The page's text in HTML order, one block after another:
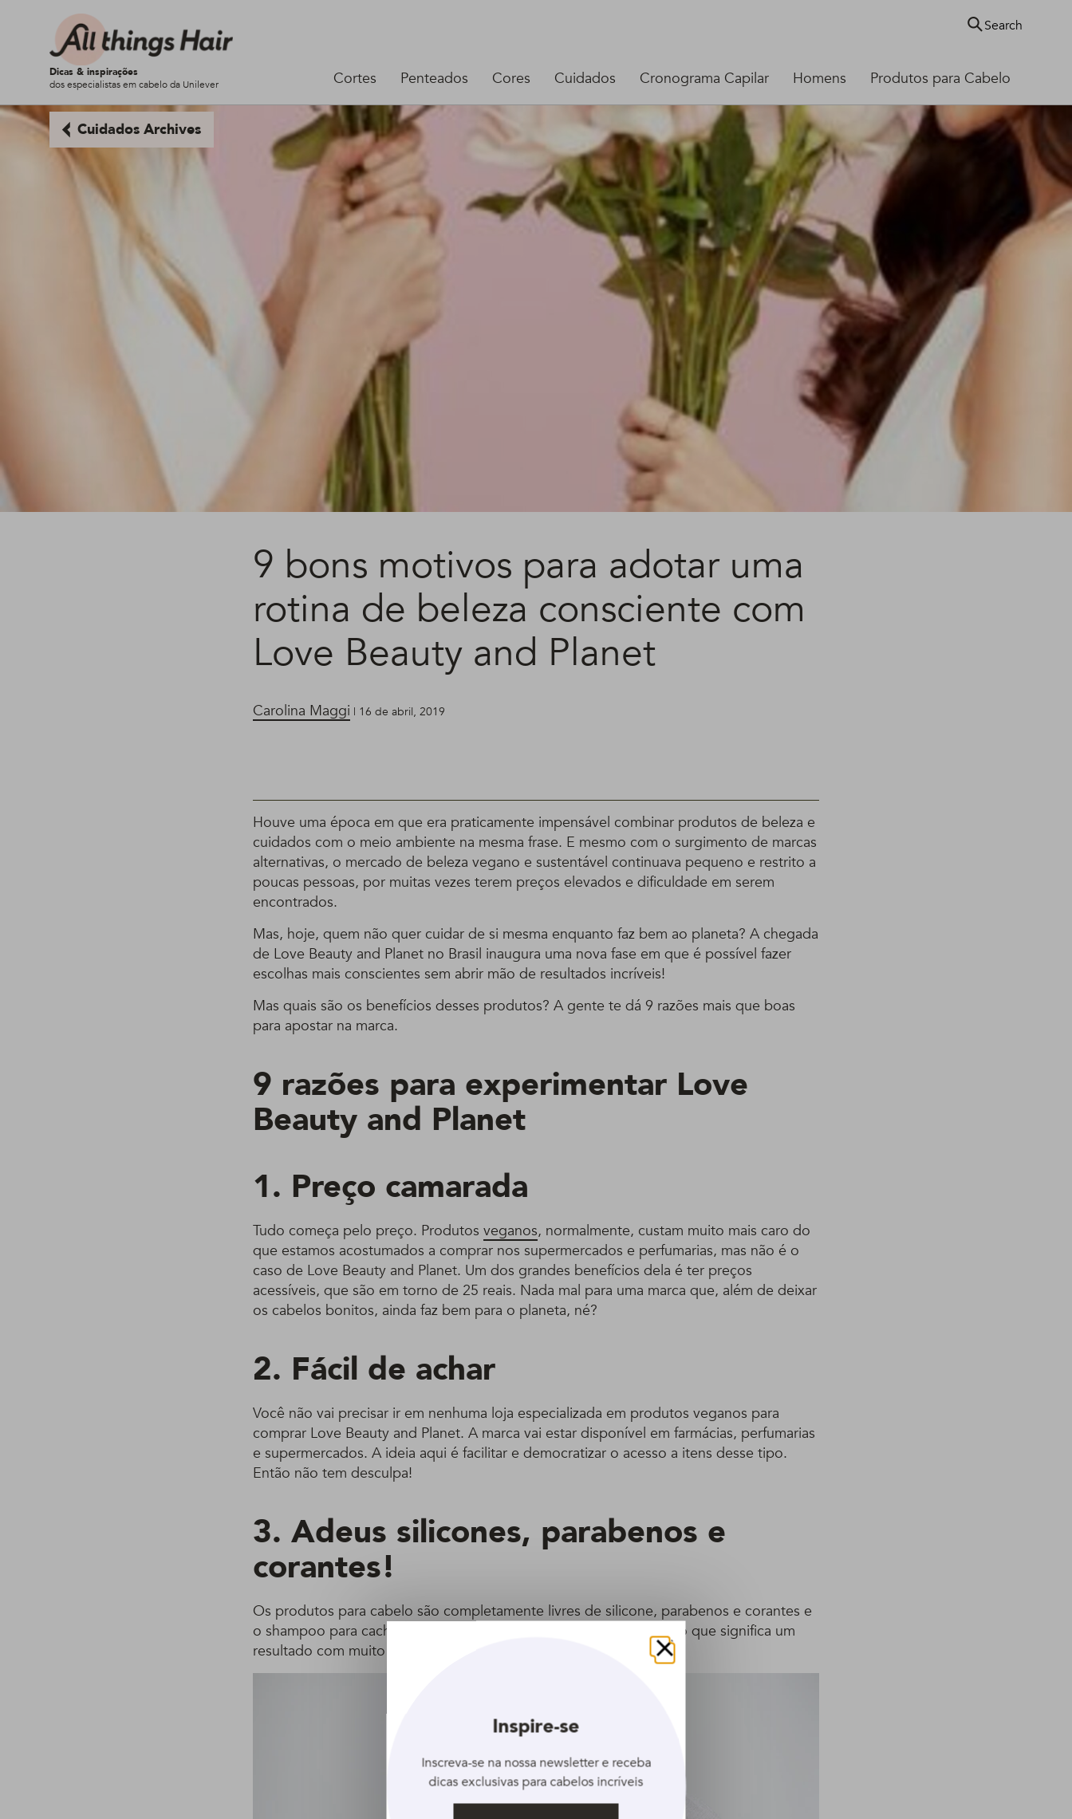
Dicas & inspirações
dos especialistas em cabelo da Unilever
Cortes Penteados Cores Cuidados Cronograma Capilar Homens Produtos para Cabelo
Search
Cuidados Archives
9 bons motivos para adotar uma
rotina de beleza consciente com
Love Beauty and Planet
Carolina Maggi | 16 de abril, 2019
Houve uma época em que era praticamente impensável combinar produtos de beleza e
cuidados com o meio ambiente na mesma frase. E mesmo com o surgimento de marcas
alternativas, o mercado de beleza vegano e sustentável continuava pequeno e restrito a
poucas pessoas, por muitas vezes terem preços elevados e dificuldade em serem
encontrados.
Mas, hoje, quem não quer cuidar de si mesma enquanto faz bem ao planeta? A chegada
de Love Beauty and Planet no Brasil inaugura uma nova fase em que é possível fazer
escolhas mais conscientes sem abrir mão de resultados incríveis!
Mas quais são os benefícios desses produtos? A gente te dá 9 razões mais que boas
para apostar na marca.
9 razões para experimentar Love
Beauty and Planet
1. Preço camarada
Tudo começa pelo preço. Produtos veganos, normalmente, custam muito mais caro do
que estamos acostumados a comprar nos supermercados e perfumarias, mas não é o
caso de Love Beauty and Planet. Um dos grandes benefícios dela é ter preços
acessíveis, que são em torno de 25 reais. Nada mal para uma marca que, além de deixar
os cabelos bonitos, ainda faz bem para o planeta, né?
2. Fácil de achar
Você não vai precisar ir em nenhuma loja especializada em produtos veganos para
comprar Love Beauty and Planet. A marca vai estar disponível em farmácias, perfumarias
e supermercados. A ideia aqui é facilitar e democratizar o acesso a itens desse tipo.
Então não tem desculpa!
3. Adeus silicones, parabenos e
corantes!
Os produtos para cabelo são completamente livres de silicone, parabenos e corantes e
o shampoo para cacheadas e crespas livre de sulfato (é liberado!), o que significa um
resultado com muito mais nutrição e brilho.
Fechar
Inspire-se
Inscreva-se na nossa newsletter e receba
dicas exclusivas para cabelos incríveis